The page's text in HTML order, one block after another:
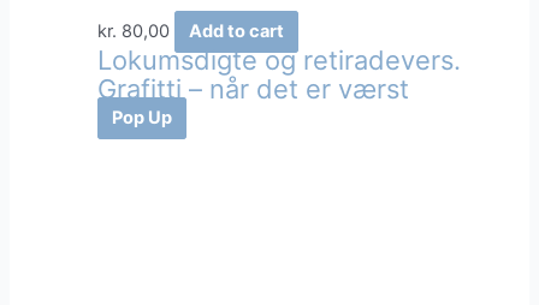
kr. 80,00 Add to cart
Lokumsdigte og retiradevers.
Grafitti – når det er værst
Pop Up